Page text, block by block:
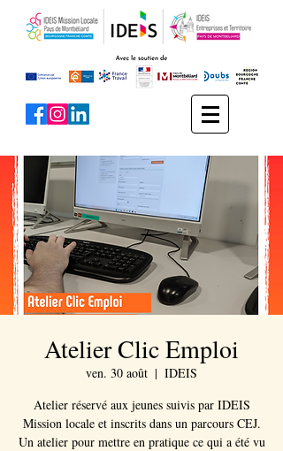
Atelier Clic Emploi
ven. 30 août
  |
IDEIS
Atelier réservé aux jeunes suivis par IDEIS
Mission locale et inscrits dans un parcours CEJ.
Un atelier pour mettre en pratique ce qui a été vu